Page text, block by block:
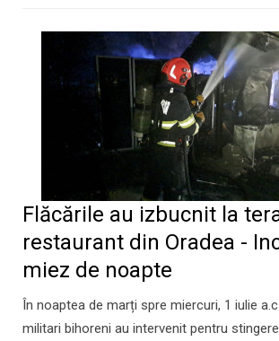
Flăcările au izbucnit la
restaurant din Oradea -
miez de noapte
În noaptea de marți spre miercuri, 1 iulie
militari bihoreni au intervenit pentru